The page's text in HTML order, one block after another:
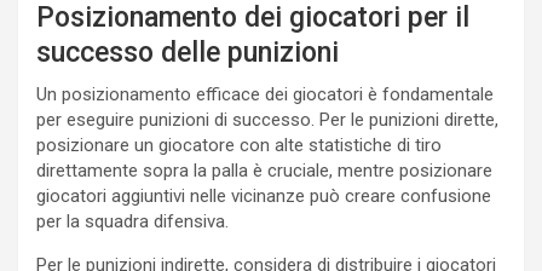
Posizionamento dei giocatori per il
successo delle punizioni
Un posizionamento efficace dei giocatori è fondamentale
per eseguire punizioni di successo. Per le punizioni dirette,
posizionare un giocatore con alte statistiche di tiro
direttamente sopra la palla è cruciale, mentre posizionare
giocatori aggiuntivi nelle vicinanze può creare confusione
per la squadra difensiva.
Per le punizioni indirette, considera di distribuire i giocatori